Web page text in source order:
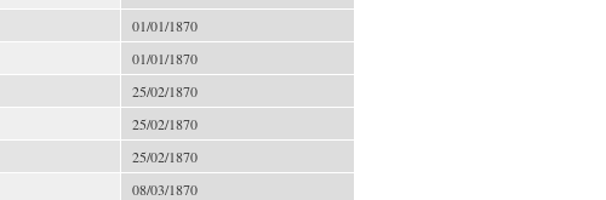
01/01/1870
01/01/1870
25/02/1870
25/02/1870
25/02/1870
08/03/1870